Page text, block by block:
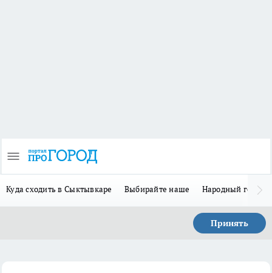
Куда сходить в Сыктывкаре Выбирайте наше Народный герой
Принять